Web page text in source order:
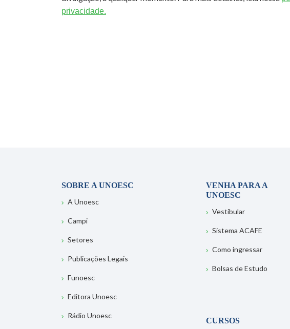
privacidade.
SOBRE A UNOESC
A Unoesc
Campi
Setores
Publicações Legais
Funoesc
Editora Unoesc
Rádio Unoesc
VENHA PARA A
UNOESC
Vestibular
Sistema ACAFE
Como ingressar
Bolsas de Estudo
CURSOS